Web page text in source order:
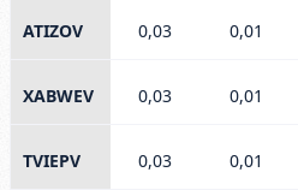
ATIZOV 0,03 0,01
XABWEV 0,03 0,01
TVIEPV 0,03 0,01